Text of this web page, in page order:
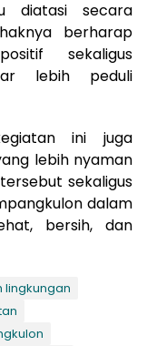
diatasi secara
berharap
sekaligus
lebih peduli
ini juga
lebih nyaman
sekaligus
dalam
bersih, dan
lingkungan